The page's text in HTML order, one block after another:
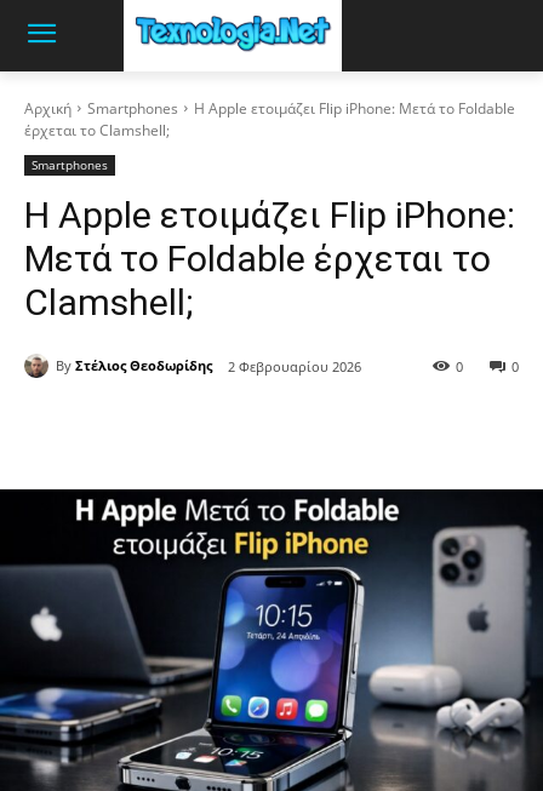
Αρχική Smartphones
Η Apple ετοιμάζει Flip iPhone: Μετά το Foldable
έρχεται το Clamshell;
Smartphones
Η Apple ετοιμάζει Flip iPhone:
Μετά το Foldable έρχεται το
Clamshell;
By Στέλιος Θεοδωρίδης 2 Φεβρουαρίου 2026 0
0